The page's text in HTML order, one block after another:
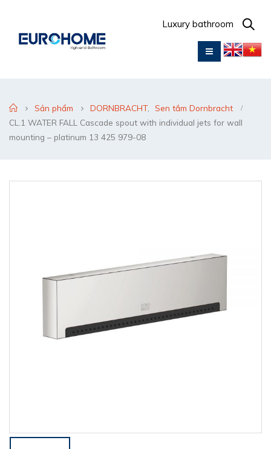
Luxury bathroom
Sản phẩm DORNBRACHT,
Sen tắm Dornbracht
CL.1 WATER FALL Cascade spout with individual jets for wall
mounting – platinum 13 425 979-08